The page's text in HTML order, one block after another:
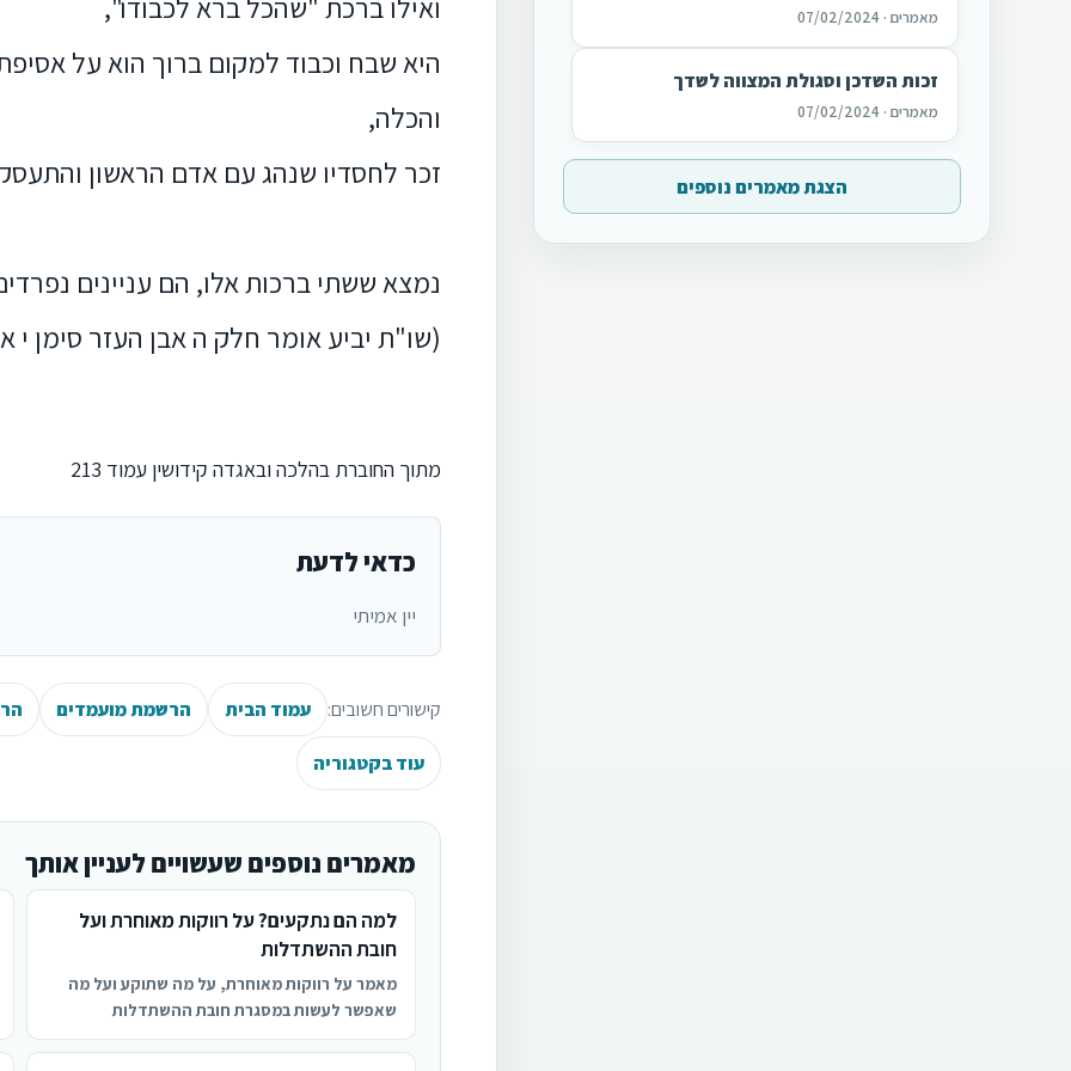
מאמרים · 07/02/2024
זכות השדכן וסגולת המצווה לשדך
מאמרים · 07/02/2024
הצגת מאמרים נוספים
היא שבח וכבוד למקום ברוך הוא על
והכלה,
זכר לחסדיו שנהג עם אדם הראשון
נמצא ששתי ברכות אלו, הם עניינים
(שו"ת יביע אומר חלק ה אבן העזר סימן י
מתוך החוברת בהלכה ובאגדה קידושין עמוד 213
כדאי לדעת
יין אמיתי
קישורים חשובים: עמוד הבית הרשמת מועמדים
עוד בקטגוריה
מאמרים נוספים שעשויים לעניין אותך
למה הם נתקעים? על רווקות מאוחרת ועל
חובת ההשתדלות
מאמר על רווקות מאוחרת, על מה שתוקע ועל מה
שאפשר לעשות במסגרת חובת ההשתדלות